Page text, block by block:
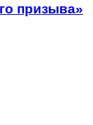
призыва»